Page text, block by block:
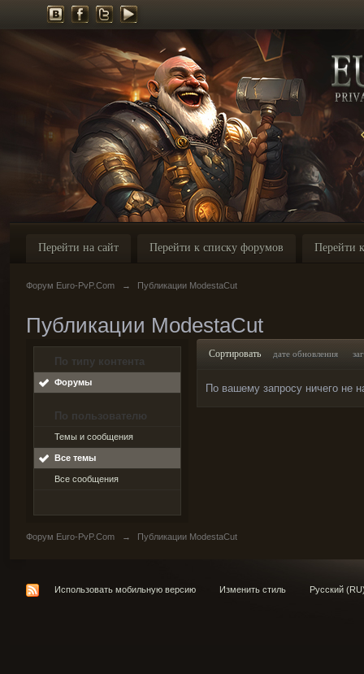
Перейти на сайт Перейти к списку форумов Перейти
Форум Euro-PvP.Com → Публикации ModestaCut
Публикации ModestaCut
По типу контента
Форумы
По пользователю
Темы и сообщения
Все темы
Все сообщения
Сортировать дате обновления
По вашему запросу ничего не
Форум Euro-PvP.Com → Публикации ModestaCut
Использовать мобильную версию Изменить стиль Русский